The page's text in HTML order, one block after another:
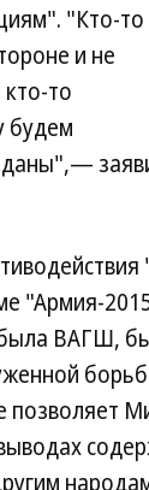
"Кто-то
и не
то
будем
"Армия-
ВАГШ,
позволяет